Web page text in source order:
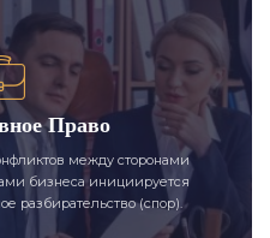
Право
между сторонами
бизнеса инициируется
разбирательство (спор).